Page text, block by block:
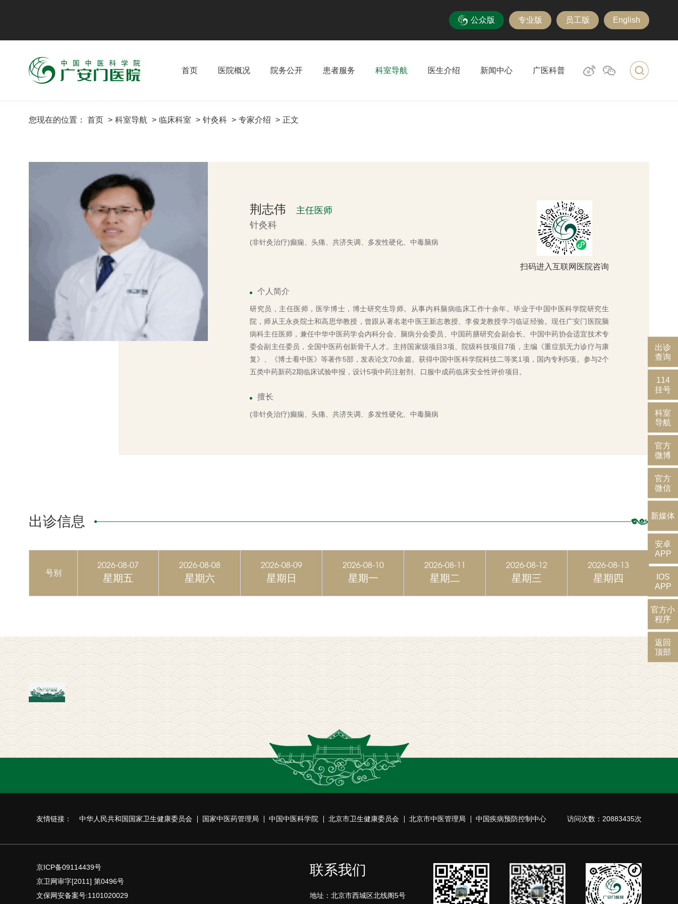
出诊
查询
114
挂号
科室
导航
官方
微博
官方
微信
新媒体
安卓
APP
IOS
APP
官方小
程序
返回
顶部
公众版 专业版 员工版 English
首页 医院概况 院务公开 患者服务 科室导航 医生介绍 新闻中心 广医科普
您现在的位置： 首页 科室导航 临床科室 针灸科 专家介绍 正文
荆志伟
主任医师
针灸科
(非针灸治疗)癫痫、头痛、共济失调、多发性硬化、中毒脑病
扫码进入互联网医院咨询
个人简介
研究员，主任医师，医学博士，博士研究生导师。从事内科脑病临床工作十余年。毕业于中国中医科学院研究生
院，师从王永炎院士和高思华教授，曾跟从著名老中医王新志教授、李俊龙教授学习临证经验。现任广安门医院脑
病科主任医师，兼任中华中医药学会内科分会、脑病分会委员、中国药膳研究会副会长、中国中药协会适宜技术专
委会副主任委员，全国中医药创新骨干人才。主持国家级项目3项、院级科技项目7项，主编《重症肌无力诊疗与康
复》、《博士看中医》等著作5部，发表论文70余篇。获得中国中医科学院科技二等奖1项，国内专利5项。参与2个
五类中药新药2期临床试验申报，设计5项中药注射剂、口服中成药临床安全性评价项目。
擅长
(非针灸治疗)癫痫、头痛、共济失调、多发性硬化、中毒脑病
出诊信息
号别
2026-08-07
星期五
2026-08-08
星期六
2026-08-09
星期日
2026-08-10
星期一
2026-08-11
星期二
2026-08-12
星期三
2026-08-13
星期四
友情链接： 中华人民共和国国家卫生健康委员会 国家中医药管理局 中国中医科学院 北京市卫生健康委员会 北京市中医管理局 中国疾病预防控制中心 访问次数：20883435次
京ICP备09114439号
京卫网审字[2011] 第0496号
文保网安备案号:1101020029
联系我们
地址：北京市西城区北线阁5号